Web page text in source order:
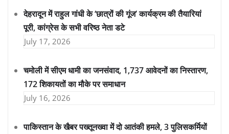
देहरादून में राहुल गांधी के ‘छात्रों की गूंज’ कार्यक्रम की तैयारियां
पूरी, कांग्रेस के सभी वरिष्ठ नेता डटे
July 17, 2026
चमोली में सीएम धामी का जनसंवाद, 1,737 आवेदनों का निस्तारण,
172 शिकायतों का मौके पर समाधान
July 16, 2026
पाकिस्तान के खैबर पख्तूनख्वा में दो आतंकी हमले, 3 पुलिसकर्मियों